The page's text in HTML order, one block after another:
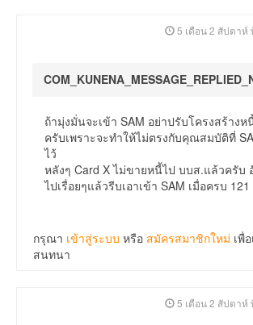
5 เดือน 2 สัปดาห์
ถ้ามุ่งมั่นจะเข้า SAM อย่าปรับโครงสร้างห
ครับเพราะจะทำให้ไม่ตรงกับคุณสมบัติที่
ไว้
หลังๆ Card X ไม่ขายหนี้ไป บบส.แล้วครับ
ไปเรื่อยๆแล้วรีบเอาเข้า SAM เมื่อครบ
กรุณา เข้าสู่ระบบ หรือ สมัครสมาชิกใหม่ เพื่
สนทนา
5 เดือน 2 สัปดาห์